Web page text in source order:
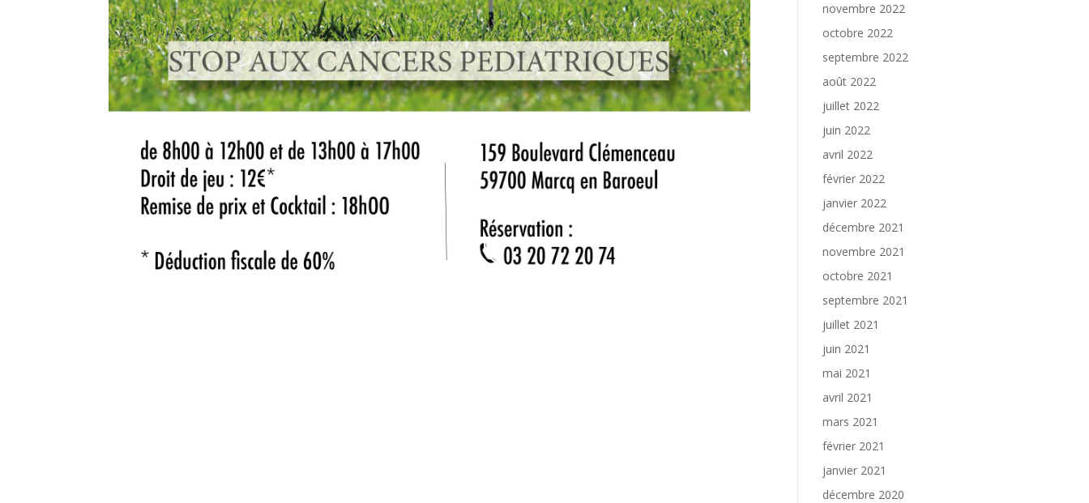
novembre 2022
octobre 2022
septembre 2022
août 2022
juillet 2022
juin 2022
avril 2022
février 2022
janvier 2022
décembre 2021
novembre 2021
octobre 2021
septembre 2021
juillet 2021
juin 2021
mai 2021
avril 2021
mars 2021
février 2021
janvier 2021
décembre 2020